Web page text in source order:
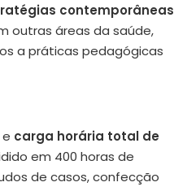
contemporâneas
outras áreas da saúde,
a práticas pedagógicas
e carga horária total de
em 400 horas de
de casos, confecção